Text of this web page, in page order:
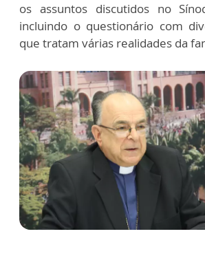
os assuntos discutidos no
incluindo o questionário com
que tratam várias realidades da